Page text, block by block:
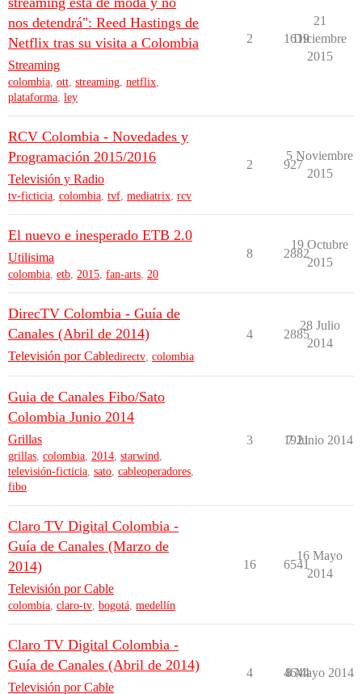
nos detendrá": Reed Hastings de
Netflix tras su visita a Colombia
Streaming
colombia, ott, streaming, netflix,
plataforma, ley
2 1619
21
Diciembre
2015
RCV Colombia - Novedades y
Programación 2015/2016
Televisión y Radio
tv-ficticia, colombia, tvf, mediatrix, rcv
2 927
5 Noviembre
2015
El nuevo e inesperado ETB 2.0
Utilisima
colombia, etb, 2015, fan-arts, 20
8 2882
19 Octubre
2015
DirecTV Colombia - Guía de
Canales (Abril de 2014)
Televisión por Cabledirectv colombia
4 2885
28 Julio
2014
Guia de Canales Fibo/Sato
Colombia Junio 2014
Grillas
grillas, colombia, 2014, starwind,
televisión-ficticia, sato, cableoperadores,
fibo
3 1921
7 Junio 2014
Claro TV Digital Colombia -
Guía de Canales (Marzo de
2014)
Televisión por Cable
colombia, claro-tv, bogotá, medellín
16 6541
16 Mayo
2014
Claro TV Digital Colombia -
Guía de Canales (Abril de 2014)
Televisión por Cable
4 4644
8 Mayo 2014